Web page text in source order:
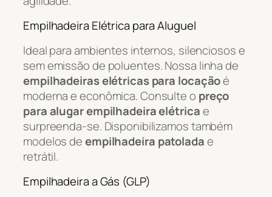
Empilhadeira Elétrica para Aluguel
Ideal para ambientes internos, silenciosos e
sem emissão de poluentes. Nossa linha de
empilhadeiras elétricas para locaçãoé
moderna e econômica. Consulte o preço
para alugar empilhadeira elétricae
surpreenda-se. Disponibilizamos também
modelos deempilhadeira patoladae
retrátil.
Empilhadeira a Gás (GLP)